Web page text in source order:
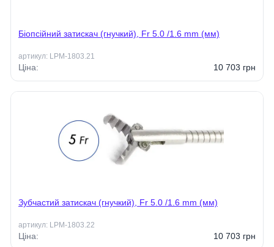
Біопсійний затискач (гнучкий), Fr 5.0 /1.6 mm (мм)
артикул: LPM-1803.21
Ціна: 10 703 грн
Зубчастий затискач (гнучкий), Fr 5.0 /1.6 mm (мм)
артикул: LPM-1803.22
Ціна: 10 703 грн